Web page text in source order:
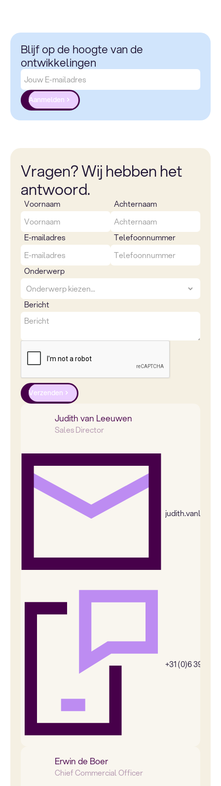
Blijf op de hoogte van de
ontwikkelingen
Aanmelden
Judith van Leeuwen
Sales Director
+31 (0)6
Erwin de Boer
Chief Commercial Officer
Vragen? Wij hebben het
antwoord.
Voornaam Achternaam
E-mailadres Telefoonnummer
Onderwerp
Bericht
Verzenden